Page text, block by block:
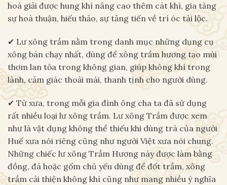
hoá giải được hung khí nâng cao thêm cát khí, gia tăng
sự hoà thuận, hiếu thảo, sự tăng tiến về trí óc tài lộc.
✔ Lư xông trầm nằm trong danh mục những dụng cụ
xông bán chạy nhất, dùng để xông trầm hương tạo mùi
thơm lan tỏa trong không gian, giúp không khí trong
lành, cảm giác thoải mái, thanh tịnh cho người dùng.
✔ Từ xưa, trong mỗi gia đình ông cha ta đã sử dụng
rất nhiều loại lư xông trầm. Lư xông Trầm được xem
như là vật dụng không thể thiếu khi dùng trà của người
Huế xưa nói riêng cũng như người Việt xưa nói chung.
Những chiếc lư xông Trầm Hương này được làm bằng
đồng, đá hoặc gốm chủ yếu dùng để đốt trầm, xông
trầm cải thiện không khí cũng như mang nhiều ý nghĩa